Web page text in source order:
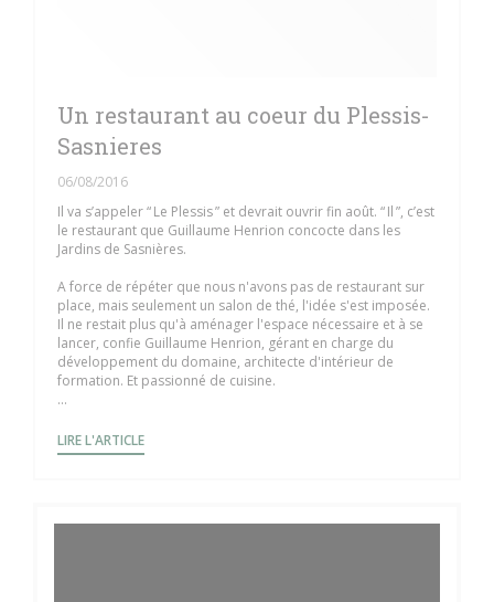
Un restaurant au coeur du Plessis-
Sasnieres
06/08/2016
Il va s’appeler “ Le Plessis ” et devrait ouvrir fin août. “ Il ”, c’est
le restaurant que Guillaume Henrion concocte dans les
Jardins de Sasnières.
A force de répéter que nous n'avons pas de restaurant sur
place, mais seulement un salon de thé, l'idée s'est imposée.
Il ne restait plus qu'à aménager l'espace nécessaire et à se
lancer, confie Guillaume Henrion, gérant en charge du
développement du domaine, architecte d'intérieur de
formation. Et passionné de cuisine.
...
LIRE L'ARTICLE((OUVRE UNE NOUVELLE FENÊTRE))